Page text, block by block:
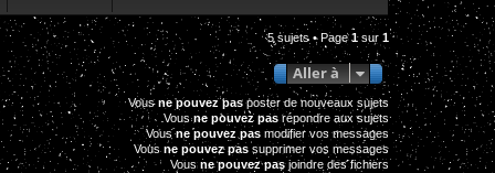
5 sujets • Page1sur 1
Aller à
Vousne pouvez pasposter de nouveaux sujets
Vousne pouvez pas répondre aux sujets
Vousne pouvez pas modifier vos messages
Vousne pouvez pas supprimer vos messages
Vousne pouvez pasjoindre des fichiers